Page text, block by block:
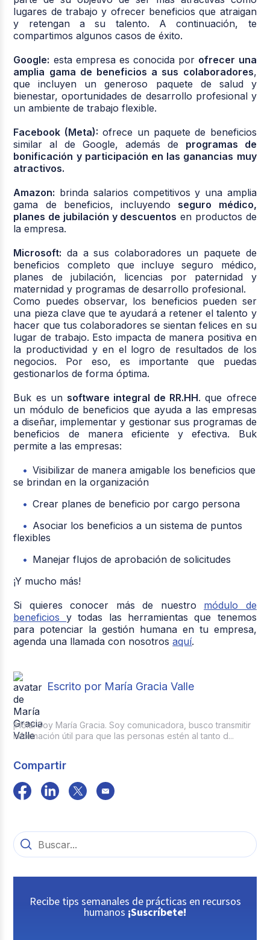
lugares de trabajo y ofrecer beneficios que atraigan
y retengan a su talento. A continuación, te
compartimos algunos casos de éxito.
Google: esta empresa es conocida por ofrecer una
amplia gama de beneficios a sus colaboradores,
que incluyen un generoso paquete de salud y
bienestar, oportunidades de desarrollo profesional y
un ambiente de trabajo flexible.
Facebook (Meta): ofrece un paquete de beneficios
similar al de Google, además de programas de
bonificación y participación en las ganancias muy
atractivos.
Amazon: brinda salarios competitivos y una amplia
gama de beneficios, incluyendo seguro médico,
planes de jubilación y descuentos en productos de
la empresa.
Microsoft: da a sus colaboradores un paquete de
beneficios completo que incluye seguro médico,
planes de jubilación, licencias por paternidad y
maternidad y programas de desarrollo profesional.
Como puedes observar, los beneficios pueden ser
una pieza clave que te ayudará a retener el talento y
hacer que tus colaboradores se sientan felices en su
lugar de trabajo. Esto impacta de manera positiva en
la productividad y en el logro de resultados de los
negocios. Por eso, es importante que puedas
gestionarlos de forma óptima.
Buk es un software integral de RR.HH. que ofrece
un módulo de beneficios que ayuda a las empresas
a diseñar, implementar y gestionar sus programas de
beneficios de manera eficiente y efectiva. Buk
permite a las empresas:
Visibilizar de manera amigable los beneficios que
se brindan en la organización
Crear planes de beneficio por cargo persona
Asociar los beneficios a un sistema de puntos
flexibles
Manejar flujos de aprobación de solicitudes
¡Y mucho más!
Si quieres conocer más de nuestro módulo de
beneficios y todas las herramientas que tenemos
para potenciar la gestión humana en tu empresa,
agenda una llamada con nosotrosaquí.
Escrito por María Gracia Valle
¡Hola! Soy María Gracia. Soy comunicadora, busco transmitir
información útil para que las personas estén al tanto d...
Compartir
Recibe tips semanales de prácticas en recursos
humanos ¡Suscríbete!